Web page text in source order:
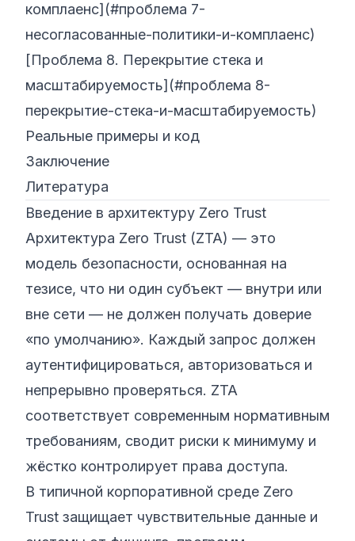
комплаенс](#проблема 7-
несогласованные-политики-и-комплаенс)
[Проблема 8. Перекрытие стека и
масштабируемость](#проблема 8-
перекрытие-стека-и-масштабируемость)
Реальные примеры и код
Заключение
Литература
Введение в архитектуру Zero Trust
Архитектура Zero Trust (ZTA) — это
модель безопасности, основанная на
тезисе, что ни один субъект — внутри или
вне сети — не должен получать доверие
«по умолчанию». Каждый запрос должен
аутентифицироваться, авторизоваться и
непрерывно проверяться. ZTA
соответствует современным нормативным
требованиям, сводит риски к минимуму и
жёстко контролирует права доступа.
В типичной корпоративной среде Zero
Trust защищает чувствительные данные и